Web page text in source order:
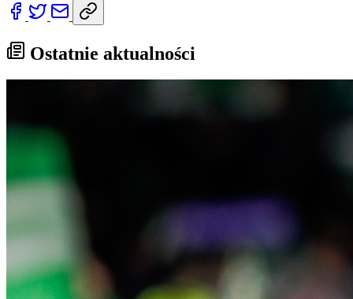
Ostatnie aktualności